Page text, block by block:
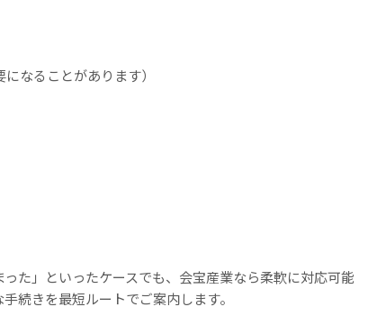
なることがあります）
た」といったケースでも、会宝産業なら柔軟に対応可能
続きを最短ルートでご案内します。